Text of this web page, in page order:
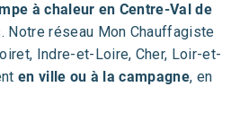
à chaleur en Centre-Val de
Notre réseau Mon Chauffagiste
Indre-et-Loire, Cher, Loir-et-
en ville ou à la campagne, en